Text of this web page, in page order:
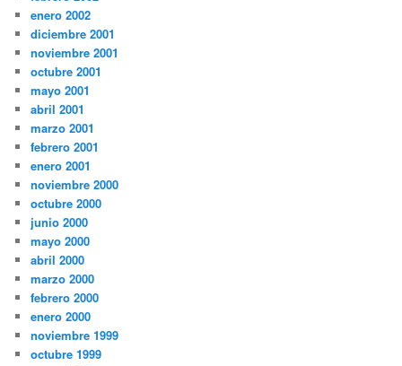
enero 2002
diciembre 2001
noviembre 2001
octubre 2001
mayo 2001
abril 2001
marzo 2001
febrero 2001
enero 2001
noviembre 2000
octubre 2000
junio 2000
mayo 2000
abril 2000
marzo 2000
febrero 2000
enero 2000
noviembre 1999
octubre 1999